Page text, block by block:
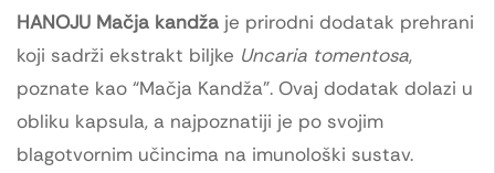
HANOJU Mačja kandža je prirodni dodatak prehrani
koji sadrži ekstrakt biljke Uncaria tomentosa,
poznate kao “Mačja Kandža”. Ovaj dodatak dolazi u
obliku kapsula, a najpoznatiji je po svojim
blagotvornim učincima na imunološki sustav.